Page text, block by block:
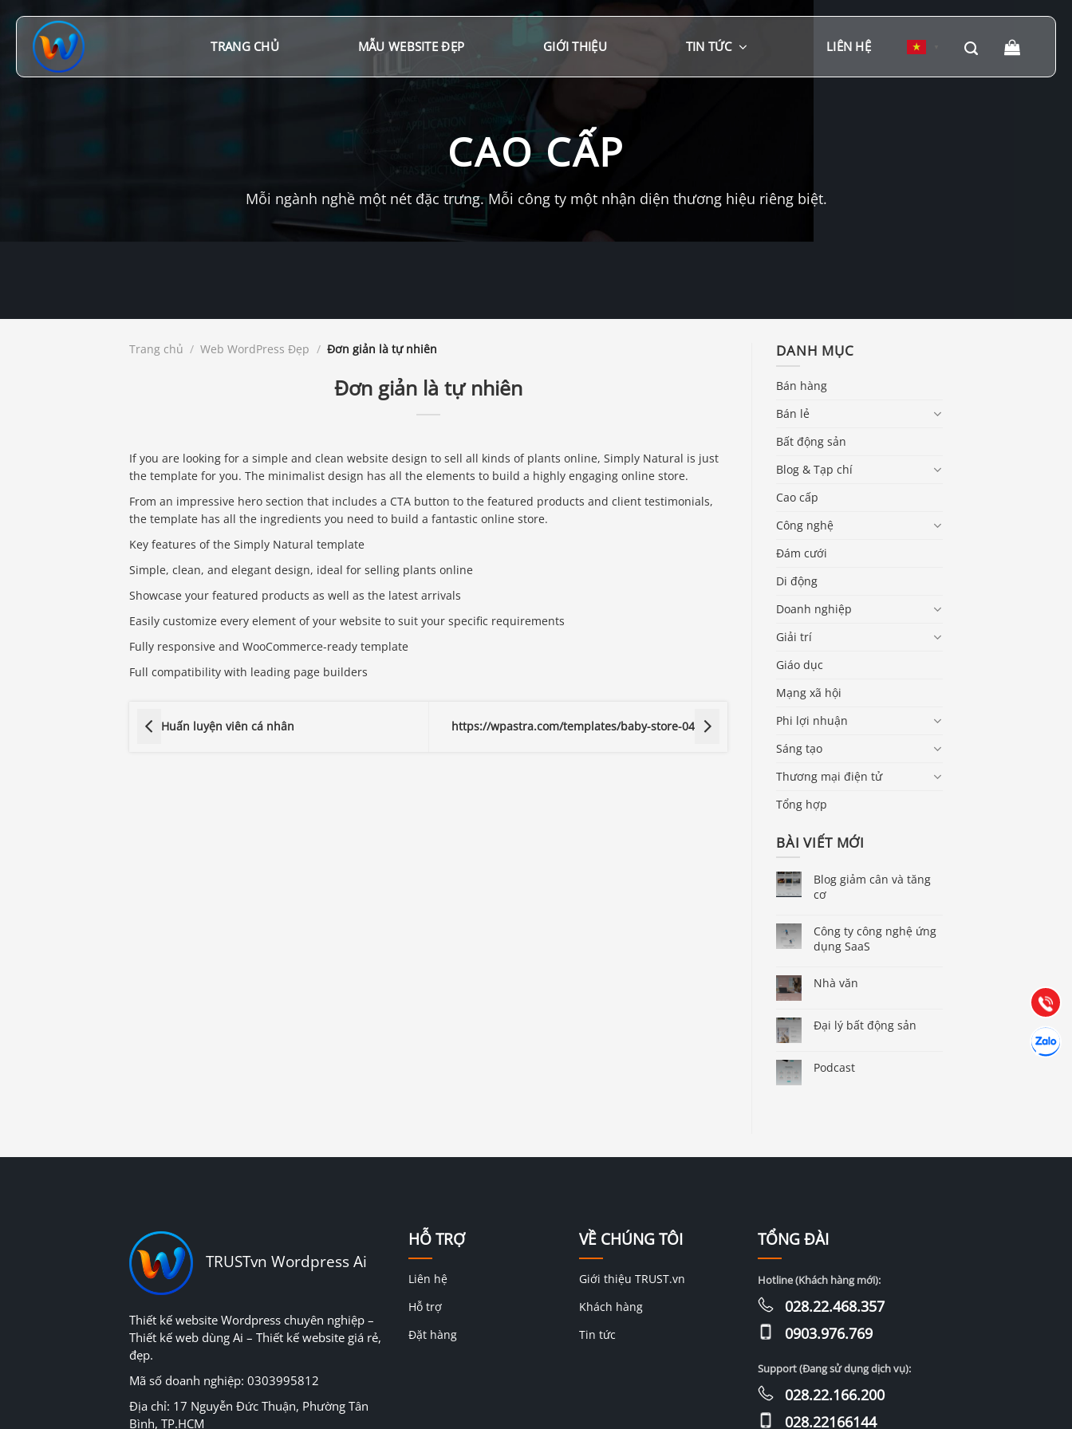
đến
TRANG CHỦ MẪU WEBSITE ĐẸP GIỚI THIỆU TIN TỨC LIÊN HỆ
CAO CẤP
Mỗi ngành nghề một nét đặc trưng. Mỗi công ty một nhận diện thương hiệu riêng biệt.
Trang chủ / Web WordPress Đẹp / Đơn giản là tự nhiên
Đơn giản là tự nhiên
If you are looking for a simple and clean website design to sell all kinds of plants online, Simply Natural is just
the template for you. The minimalist design has all the elements to build a highly engaging online store.
From an impressive hero section that includes a CTA button to the featured products and client testimonials,
the template has all the ingredients you need to build a fantastic online store.
Key features of the Simply Natural template
Simple, clean, and elegant design, ideal for selling plants online
Showcase your featured products as well as the latest arrivals
Easily customize every element of your website to suit your specific requirements
Fully responsive and WooCommerce-ready template
Full compatibility with leading page builders
Huấn luyện viên cá nhân https://wpastra.com/templates/baby-store-04
DANH MỤC
Bán hàng
Bán lẻ
Bất động sản
Blog & Tạp chí
Cao cấp
Công nghệ
Đám cưới
Di động
Doanh nghiệp
Giải trí
Giáo dục
Mạng xã hội
Phi lợi nhuận
Sáng tạo
Thương mại điện tử
Tổng hợp
BÀI VIẾT MỚI
Blog giảm cân và tăng
cơ
Công ty công nghệ ứng
dụng SaaS
Nhà văn
Đại lý bất động sản
Podcast
TRUSTvn Wordpress Ai
Thiết kế website Wordpress chuyên nghiệp –
Thiết kế web dùng Ai – Thiết kế website giá rẻ,
đẹp.
Mã số doanh nghiệp: 0303995812
Địa chỉ: 17 Nguyễn Đức Thuận, Phường Tân
Bình, TP.HCM
HỖ TRỢ
Liên hệ
Hỗ trợ
Đặt hàng
VỀ CHÚNG TÔI
Giới thiệu TRUST.vn
Khách hàng
Tin tức
TỔNG ĐÀI
Hotline (Khách hàng mới):
028.22.468.357
0903.976.769
Support (Đang sử dụng dịch vụ):
028.22.166.200
028.22166144
Gọi cho
(028) 22.166.144
Chát